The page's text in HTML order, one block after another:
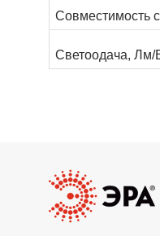
Совместимость
Светоодача, Лм/